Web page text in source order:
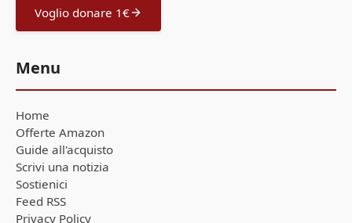
Voglio donare 1€
Menu
Home
Offerte Amazon
Guide all'acquisto
Scrivi una notizia
Sostienici
Feed RSS
Privacy Policy